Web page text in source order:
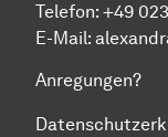
Telefon: +49
E-Mail:
Anregungen?